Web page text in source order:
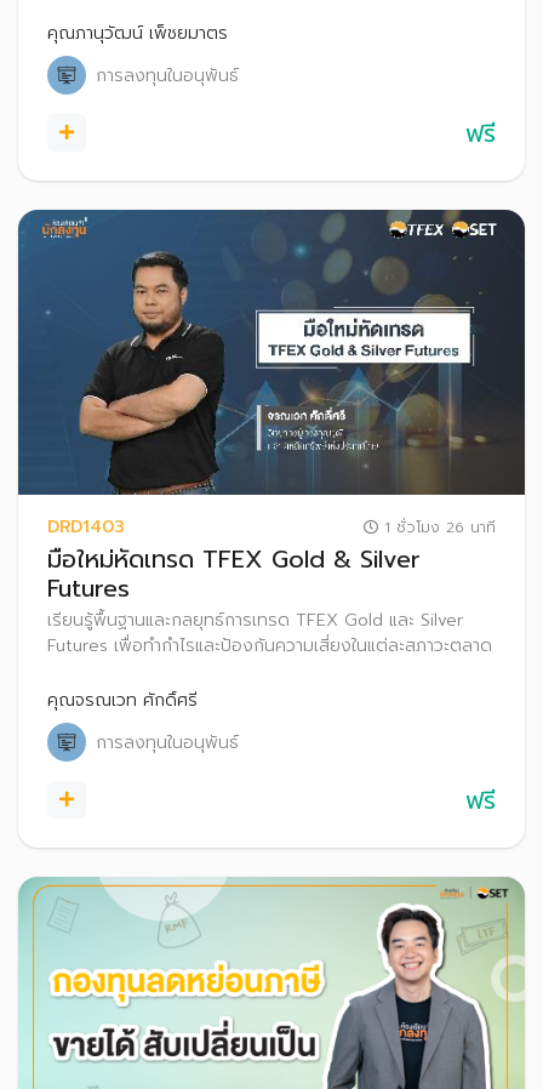
คุณภานุวัฒน์ เพ็ชยมาตร
การลงทุนในอนุพันธ์
ฟรี
DRD1403 1 ชั่วโมง 26 นาที
มือใหม่หัดเทรด TFEX Gold & Silver
Futures
เรียนรู้พื้นฐานและกลยุทธ์การเทรด TFEX Gold และ Silver
Futures เพื่อทำกำไรและป้องกันความเสี่ยงในแต่ละสภาวะตลาด
คุณจรณเวท ศักดิ์ศรี
การลงทุนในอนุพันธ์
ฟรี